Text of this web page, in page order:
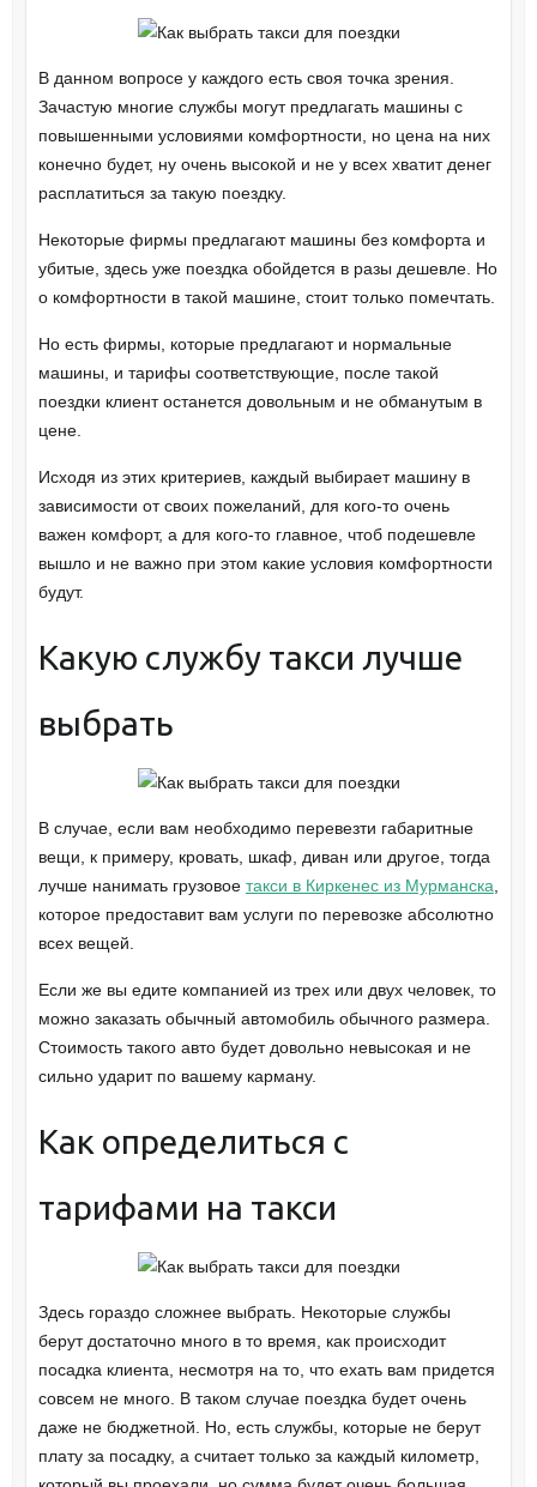
В данном вопросе у каждого есть своя точка зрения.
Зачастую многие службы могут предлагать машины с
повышенными условиями комфортности, но цена на них
конечно будет, ну очень высокой и не у всех хватит денег
расплатиться за такую поездку.
Некоторые фирмы предлагают машины без комфорта и
убитые, здесь уже поездка обойдется в разы дешевле. Но
о комфортности в такой машине, стоит только помечтать.
Но есть фирмы, которые предлагают и нормальные
машины, и тарифы соответствующие, после такой
поездки клиент останется довольным и не обманутым в
цене.
Исходя из этих критериев, каждый выбирает машину в
зависимости от своих пожеланий, для кого-то очень
важен комфорт, а для кого-то главное, чтоб подешевле
вышло и не важно при этом какие условия комфортности
будут.
Какую службу такси лучше
выбрать
В случае, если вам необходимо перевезти габаритные
вещи, к примеру, кровать, шкаф, диван или другое, тогда
лучше нанимать грузовое такси в Киркенес из Мурманска
которое предоставит вам услуги по перевозке абсолютно
всех вещей.
Если же вы едите компанией из трех или двух человек, то
можно заказать обычный автомобиль обычного размера.
Стоимость такого авто будет довольно невысокая и не
сильно ударит по вашему карману.
Как определиться с
тарифами на такси
Здесь гораздо сложнее выбрать. Некоторые службы
берут достаточно много в то время, как происходит
посадка клиента, несмотря на то, что ехать вам придется
совсем не много. В таком случае поездка будет очень
даже не бюджетной. Но, есть службы, которые не берут
плату за посадку, а считает только за каждый километр,